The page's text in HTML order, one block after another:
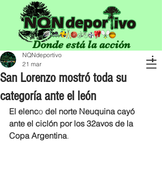
Donde está la acción
San Lorenzo mostró toda su
categoría ante el león
NQNdeportivo
21 mar
El elenco del norte Neuquina cayó
ante el ciclón por los 32avos de la
Copa Argentina.